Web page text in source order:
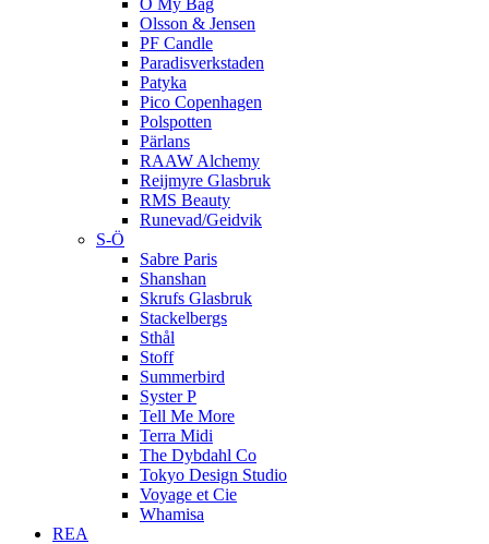
O My Bag
Olsson & Jensen
PF Candle
Paradisverkstaden
Patyka
Pico Copenhagen
Polspotten
Pärlans
RAAW Alchemy
Reijmyre Glasbruk
RMS Beauty
Runevad/Geidvik
S-Ö
Sabre Paris
Shanshan
Skrufs Glasbruk
Stackelbergs
Sthål
Stoff
Summerbird
Syster P
Tell Me More
Terra Midi
The Dybdahl Co
Tokyo Design Studio
Voyage et Cie
Whamisa
REA